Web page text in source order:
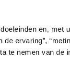
en, met
ervaring”,
te nemen van de
and gain
interested
better on
or